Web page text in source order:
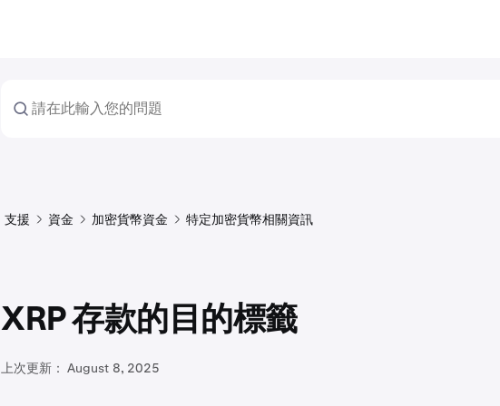
支援 資金 加密貨幣資金 特定加密貨幣相關資訊
XRP 存款的目的標籤
上次更新： August 8, 2025